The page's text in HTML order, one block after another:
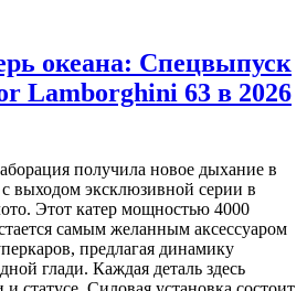
океана: Спецвыпуск
Lamborghini 63 в 2026
получила новое дыхание в
с выходом эксклюзивной серии в
Этот катер мощностью 4000
самым желанным аксессуаром
предлагая динамику
глади. Каждая деталь здесь